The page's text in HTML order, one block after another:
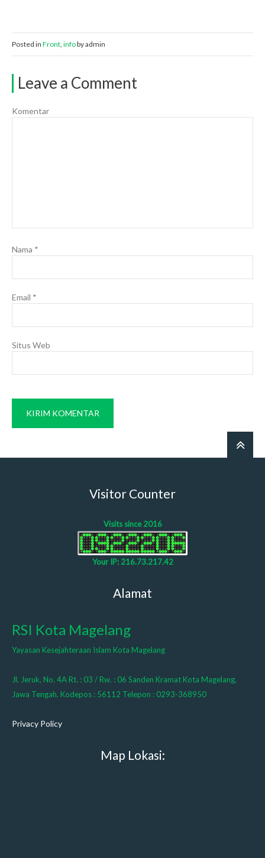
Posted in Front infoby admin
Leave a Comment
Komentar
Nama *
Email *
Situs Web
Visitor Counter
Visits since 2016
Your IP: 216.73.217.42
Alamat
RSI Kota Magelang
Yayasan Kesejahteraan Islam Kota Magelang
Jl. Jeruk, No. 4A Rt. : 03 / Rw. : 06 Sanden Kramat Kota Magelang,
Jawa Tengah. Kodepos : 56112 Telepon : 0293-368950
Privacy Policy
Map Lokasi: